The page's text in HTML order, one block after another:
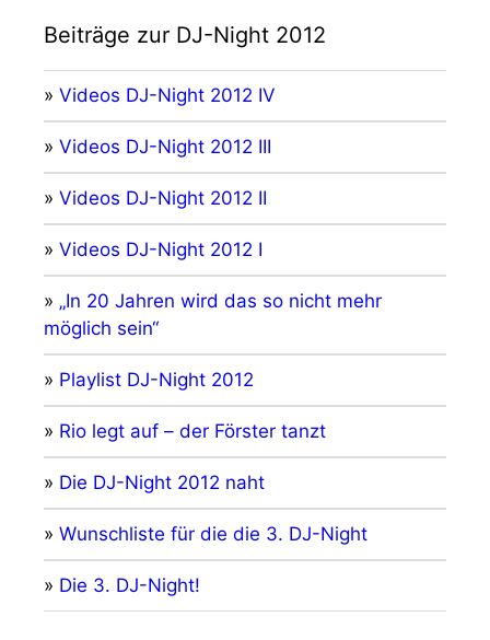
Beiträge zur DJ-Night 2012
» Videos DJ-Night 2012 IV
» Videos DJ-Night 2012 III
» Videos DJ-Night 2012 II
» Videos DJ-Night 2012 I
» „In 20 Jahren wird das so nicht mehr
möglich sein“
» Playlist DJ-Night 2012
» Rio legt auf – der Förster tanzt
» Die DJ-Night 2012 naht
» Wunschliste für die die 3. DJ-Night
» Die 3. DJ-Night!